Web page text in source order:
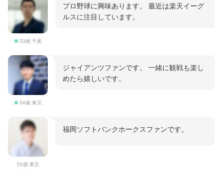
33歳 千葉
プロ野球に興味あります。 最近は楽天イーグ
ルスに注目しています。
34歳 東京
ジャイアンツファンです。 一緒に観戦も楽し
めたら嬉しいです。
55歳 東京
福岡ソフトバンクホークスファンです。